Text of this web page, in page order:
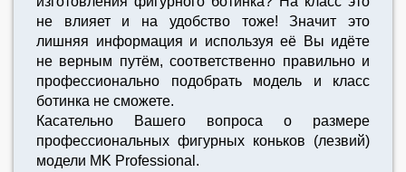
не влияет и на удобство тоже! Значит это
лишняя информация и используя её Вы идёте
не верным путём, соответственно правильно и
профессионально подобрать модель и класс
ботинка не сможете.
Касательно Вашего вопроса о размере
профессиональных фигурных коньков (лезвий)
модели MK Professional.